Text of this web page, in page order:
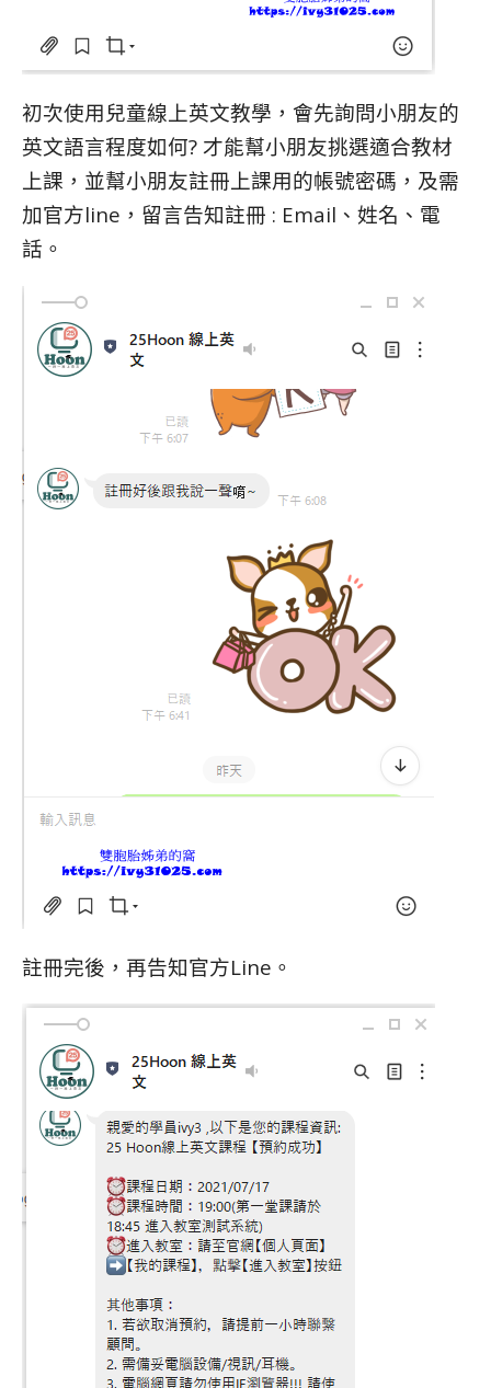
初次使用兒童線上英文教學，會先詢問小朋友的
英文語言程度如何? 才能幫小朋友挑選適合教材
上課，並幫小朋友註冊上課用的帳號密碼，及需
加官方line，留言告知註冊 : Email、姓名、電
話。
註冊完後，再告知官方Line。